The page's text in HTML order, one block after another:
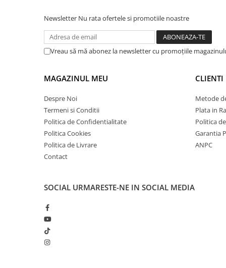
Newsletter Nu rata ofertele si promotiile noastre
Vreau să mă abonez la newsletter cu promoțiile
MAGAZINUL MEU
Despre Noi
Termeni si Conditii
Politica de Confidentialitate
Politica Cookies
Politica de Livrare
Contact
CLIENTI
Metode
Plata in
Politica
Garantia
ANPC
SOCIAL URMARESTE-NE IN SOCIAL MEDIA